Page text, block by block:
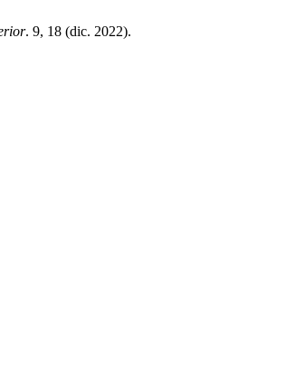
. 9, 18 (dic. 2022).